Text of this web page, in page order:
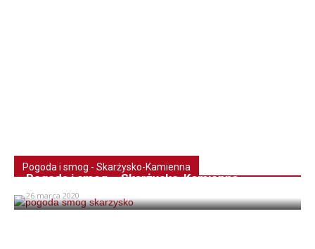
Pogoda i smog - Skarżysko-Kamienna
Pogoda i smog – Skarżysko-Kamienna
26 marca 2020